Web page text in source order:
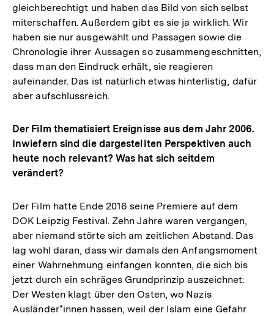
gleichberechtigt und haben das Bild von sich selbst
miterschaffen. Außerdem gibt es sie ja wirklich. Wir
haben sie nur ausgewählt und Passagen sowie die
Chronologie ihrer Aussagen so zusammengeschnitten,
dass man den Eindruck erhält, sie reagieren
aufeinander. Das ist natürlich etwas hinterlistig, dafür
aber aufschlussreich.
Der Film thematisiert Ereignisse aus dem Jahr 2006.
Inwiefern sind die dargestellten Perspektiven auch
heute noch relevant? Was hat sich seitdem
verändert?
Der Film hatte Ende 2016 seine Premiere auf dem
DOK Leipzig Festival. Zehn Jahre waren vergangen,
aber niemand störte sich am zeitlichen Abstand. Das
lag wohl daran, dass wir damals den Anfangsmoment
einer Wahrnehmung einfangen konnten, die sich bis
jetzt durch ein schräges Grundprinzip auszeichnet:
Der Westen klagt über den Osten, wo Nazis
Ausländer*innen hassen, weil der Islam eine Gefahr